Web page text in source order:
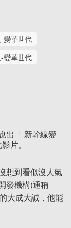
變革世代
變革世代
出「 新幹線變
片。
想到看似沒人氣
發機構(通稱
大成大誠，他能